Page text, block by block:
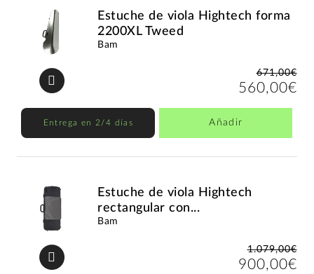
Estuche de viola Hightech forma
2200XL Tweed
Bam
671,00€
560,00€
Entrega en 2/4 días Añadir
Estuche de viola Hightech
rectangular con...
Bam
1.079,00€
900,00€